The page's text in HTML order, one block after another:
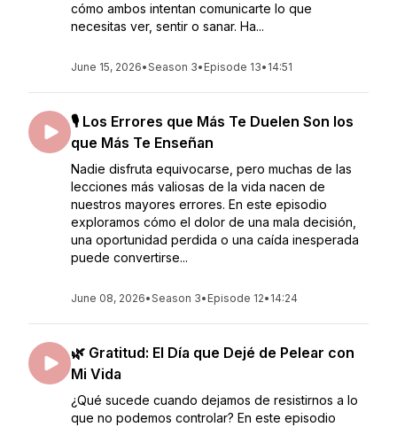
cómo ambos intentan comunicarte lo que
necesitas ver, sentir o sanar. Ha...
June 15, 2026•Season 3• Episode 13• 14:51
🎙️ Los Errores que Más Te Duelen Son los
que Más Te Enseñan
Nadie disfruta equivocarse, pero muchas de las
lecciones más valiosas de la vida nacen de
nuestros mayores errores. En este episodio
exploramos cómo el dolor de una mala decisión,
una oportunidad perdida o una caída inesperada
puede convertirse...
June 08, 2026•Season 3• Episode 12• 14:24
🌿 Gratitud: El Día que Dejé de Pelear con
Mi Vida
¿Qué sucede cuando dejamos de resistirnos a lo
que no podemos controlar? En este episodio